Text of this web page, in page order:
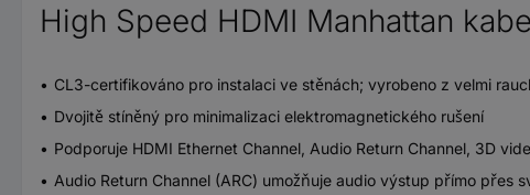
High Speed HDMI Manhattan
CL3-certifikováno pro instalaci ve stěnách; vyrobeno z velmi
Dvojitě stíněný pro minimalizaci elektromagnetického rušení
Podporuje HDMI Ethernet Channel, Audio Return Channel, 3D
Audio Return Channel (ARC) umožňuje audio výstup přímo přes